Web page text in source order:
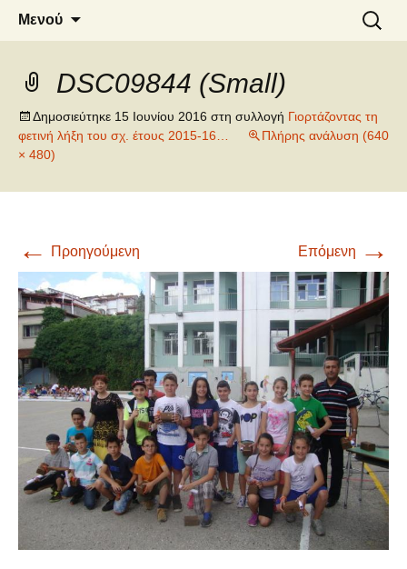
6o ΔΗΜΟΤΙΚΟ ΣΧΟΛΕΙΟ
ΝΑΟΥΣΑΣ
Μενού
για:
DSC09844 (Small)
Δημοσιεύτηκε 15 Ιουνίου 2016 στη συλλογή Γιορτάζοντας τη
φετινή λήξη του σχ. έτους 2015-16…
Πλήρης ανάλυση (640
× 480)
← Προηγούμενη Επόμενη →